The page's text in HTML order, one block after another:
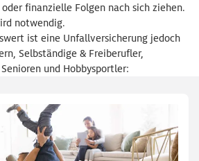
finanzielle Folgen nach sich ziehen.
notwendig.
ist eine Unfallversicherung jedoch
Selbständige & Freiberufler,
und Hobbysportler: